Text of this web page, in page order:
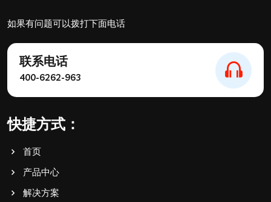
如果有问题可以拨打下面电话
联系电话
400-6262-963
快捷方式：
首页
产品中心
解决方案